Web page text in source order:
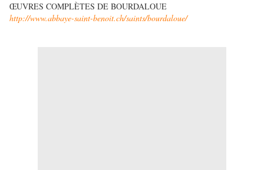
ŒUVRES COMPLÈTES DE BOURDALOUE
http://www.abbaye-saint-benoit.ch/saints/bourdaloue/